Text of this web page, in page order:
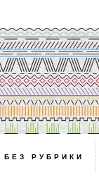
БЕЗ РУБРИКИ